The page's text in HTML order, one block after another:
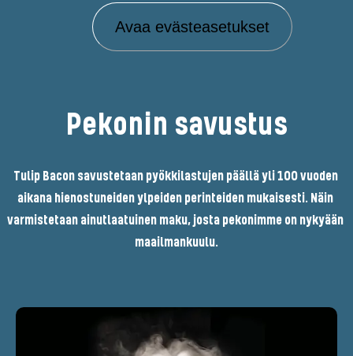
Avaa evästeasetukset
Pekonin savustus
Tulip Bacon savustetaan pyökkilastujen päällä yli 100 vuoden
aikana hienostuneiden ylpeiden perinteiden mukaisesti. Näin
varmistetaan ainutlaatuinen maku, josta pekonimme on nykyään
maailmankuulu.